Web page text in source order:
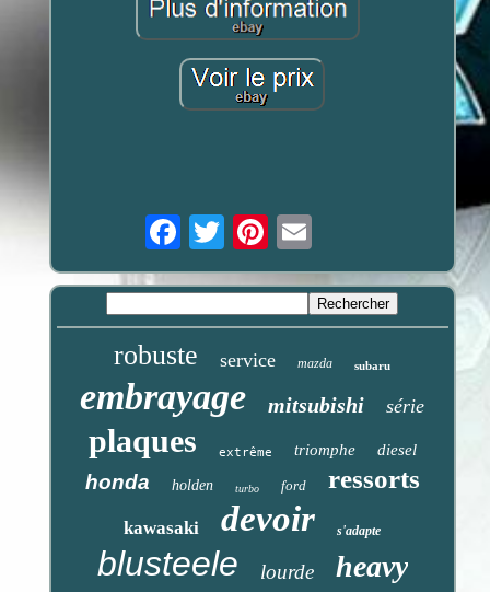
Email
robuste service mazda subaru
embrayage mitsubishi série
plaques extrême triomphe diesel
honda holden turbo ford ressorts
kawasaki devoir s'adapte
blusteele lourde heavy